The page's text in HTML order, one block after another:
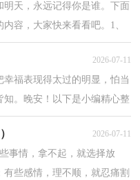
明天，永远记得你是谁。下面
容，大家快来看看吧。1、
的诱惑，依然在...
2026-07-11
福表现得太过的明显，怕当
。晚安！以下是小编精心整
面对沧海桑田，我们...
2026-07-11
事情，拿不起，就选择放
些感情，理不顺，就忍痛割